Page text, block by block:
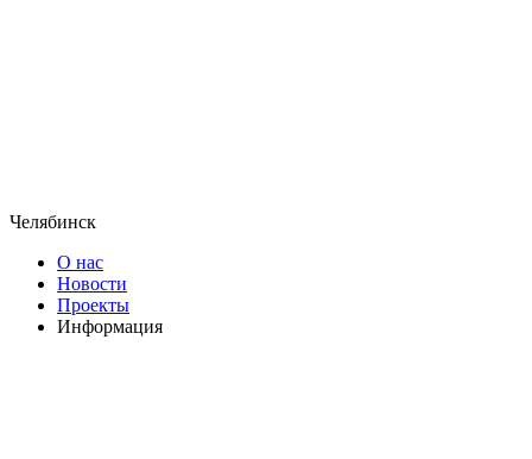
Челябинск
О нас
Новости
Проекты
Информация